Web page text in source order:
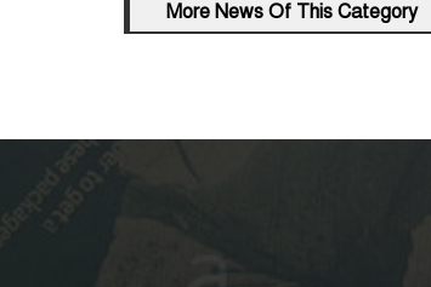
More News Of This Category